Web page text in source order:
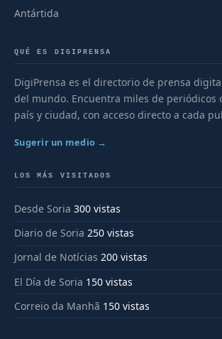
Antártida
QUÉ ES DIGIPRENSA
DigiPrensa es el directorio de prensa
del mundo. Encuentra miles de periódicos
país y ciudad, con acceso directo a cada
Sugerir un medio →
LOS MÁS VISITADOS
Desde Soria 300 vistas
Diario de Soria 250 vistas
Jornal de Notícias 200 vistas
El Día de Soria 150 vistas
Correio da Manhã 150 vistas